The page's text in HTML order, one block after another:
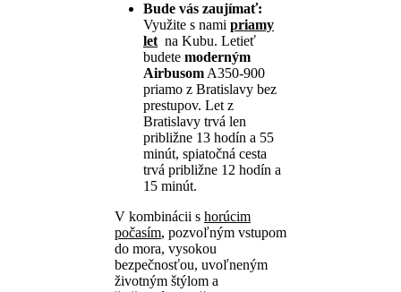
Bude vás zaujímať:
Využite s nami priamy
let na Kubu. Letieť
budete moderným
Airbusom A350-900
priamo z Bratislavy bez
prestupov. Let z
Bratislavy trvá len
približne 13 hodín a 55
minút, spiatočná cesta
trvá približne 12 hodín a
15 minút.
V kombinácii s horúcim
počasím, pozvoľným vstupom
do mora, vysokou
bezpečnosťou, uvoľneným
životným štýlom a